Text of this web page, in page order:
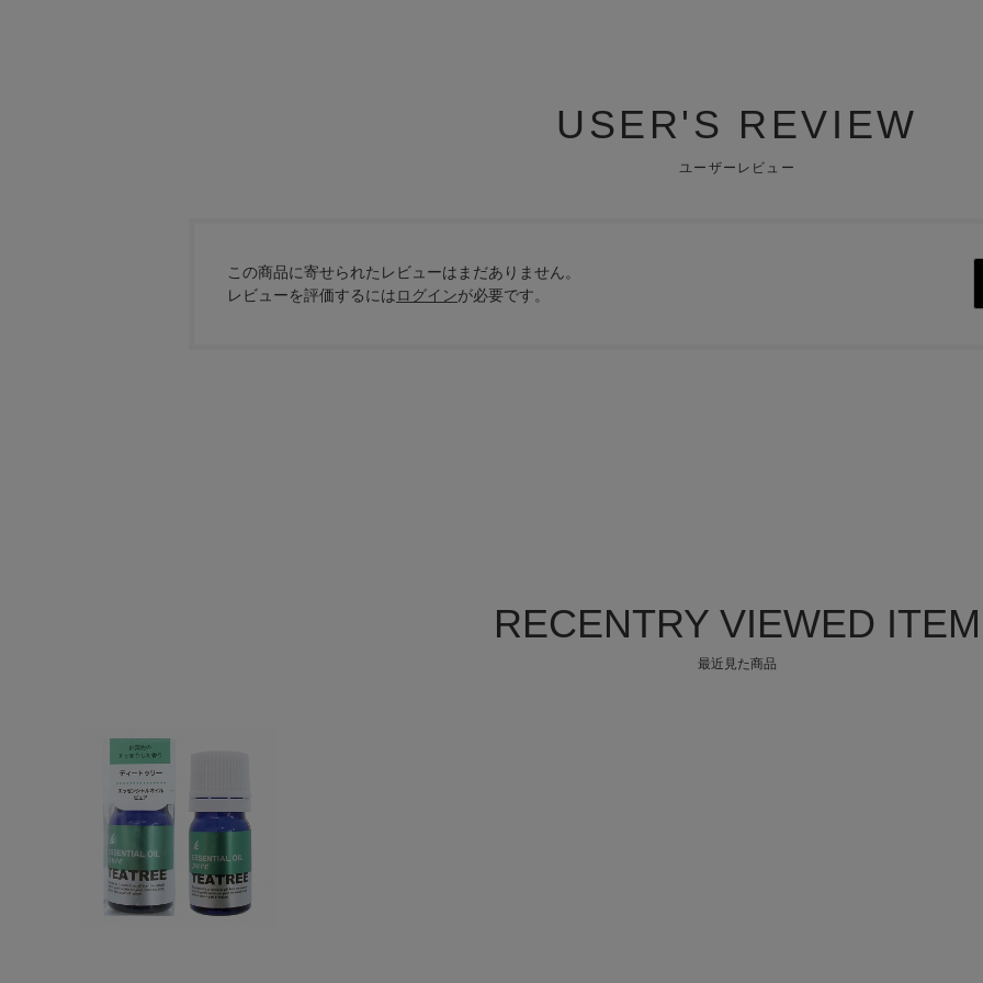
USER'S REVIEW
ユーザーレビュー
この商品に寄せられたレビューはまだありません。
レビューを評価するにはログインが必要です。
RECENTRY VIEWED ITEM
最近見た商品